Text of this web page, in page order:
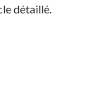
détaillé.